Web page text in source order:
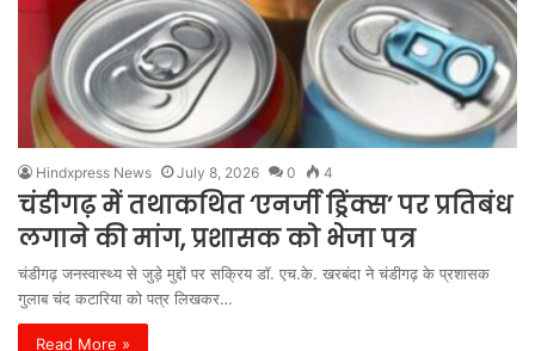
Hindxpress News July 8, 2026 0 4
चंडीगढ़ में तथाकथित ‘एनर्जी ड्रिंक्स’ पर प्रतिबंध
लगाने की मांग, प्रशासक को भेजा पत्र
चंडीगढ़ जनस्वास्थ्य से जुड़े मुद्दों पर सक्रिय डॉ. एच.के. खरबंदा ने चंडीगढ़ के प्रशासक
गुलाब चंद कटारिया को पत्र लिखकर…
Read More »